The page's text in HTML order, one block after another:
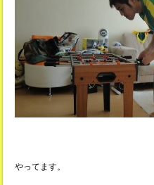
やってます。